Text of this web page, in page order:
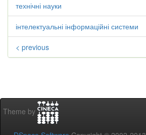
технічні науки
інтелектуальні інформаційні системи
< previous
Theme by